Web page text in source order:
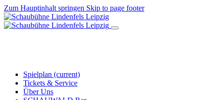
Zum Hauptinhalt springen Skip to page footer
Spielplan (current)
Tickets & Service
Über Uns